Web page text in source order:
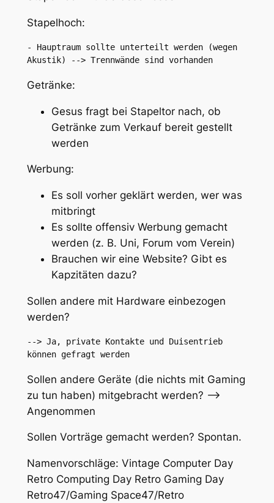
Stapelhoch:
- Hauptraum sollte unterteilt werden (wegen
Akustik) --> Trennwände sind vorhanden
Getränke:
Gesus fragt bei Stapeltor nach, ob
Getränke zum Verkauf bereit gestellt
werden
Werbung:
Es soll vorher geklärt werden, wer was
mitbringt
Es sollte offensiv Werbung gemacht
werden (z. B. Uni, Forum vom Verein)
Brauchen wir eine Website? Gibt es
Kapzitäten dazu?
Sollen andere mit Hardware einbezogen
werden?
--> Ja, private Kontakte und Duisentrieb
können gefragt werden
Sollen andere Geräte (die nichts mit Gaming
zu tun haben) mitgebracht werden? –>
Angenommen
Sollen Vorträge gemacht werden? Spontan.
Namenvorschläge: Vintage Computer Day
Retro Computing Day Retro Gaming Day
Retro47/Gaming Space47/Retro